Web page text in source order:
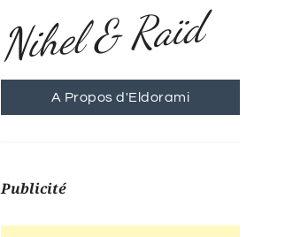
Nihel & Raïd
A Propos d'Eldorami
Publicité